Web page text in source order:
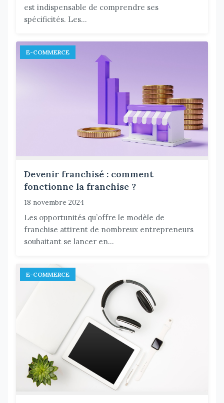
est indispensable de comprendre ses
spécificités. Les...
E-COMMERCE
Devenir franchisé : comment
fonctionne la franchise ?
18 novembre 2024
Les opportunités qu’offre le modèle de
franchise attirent de nombreux entrepreneurs
souhaitant se lancer en...
E-COMMERCE